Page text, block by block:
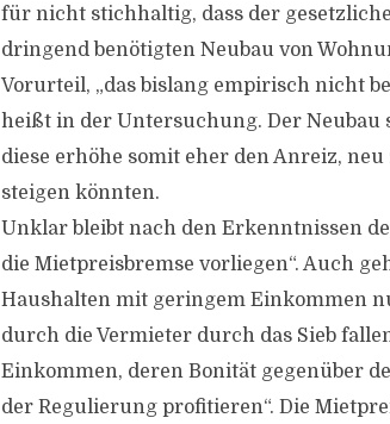
für nicht stichhaltig, dass der
dringend benötigten Neubau von
Vorurteil, „das bislang empirisch nicht
heißt in der Untersuchung. Der Neubau
diese erhöhe somit eher den Anreiz,
steigen könnten.
Unklar bleibt nach den Erkenntnissen
die Mietpreisbremse vorliegen“. Auch
Haushalten mit geringem Einkommen
durch die Vermieter durch das Sieb
Einkommen, deren Bonität gegenüber
der Regulierung profitieren“. Die